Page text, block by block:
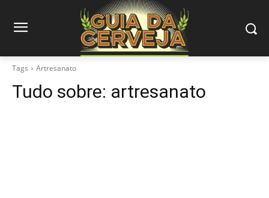
Tags Artresanato
Tudo sobre: artresanato